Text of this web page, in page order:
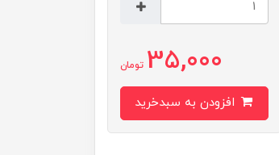
35,000 تومان